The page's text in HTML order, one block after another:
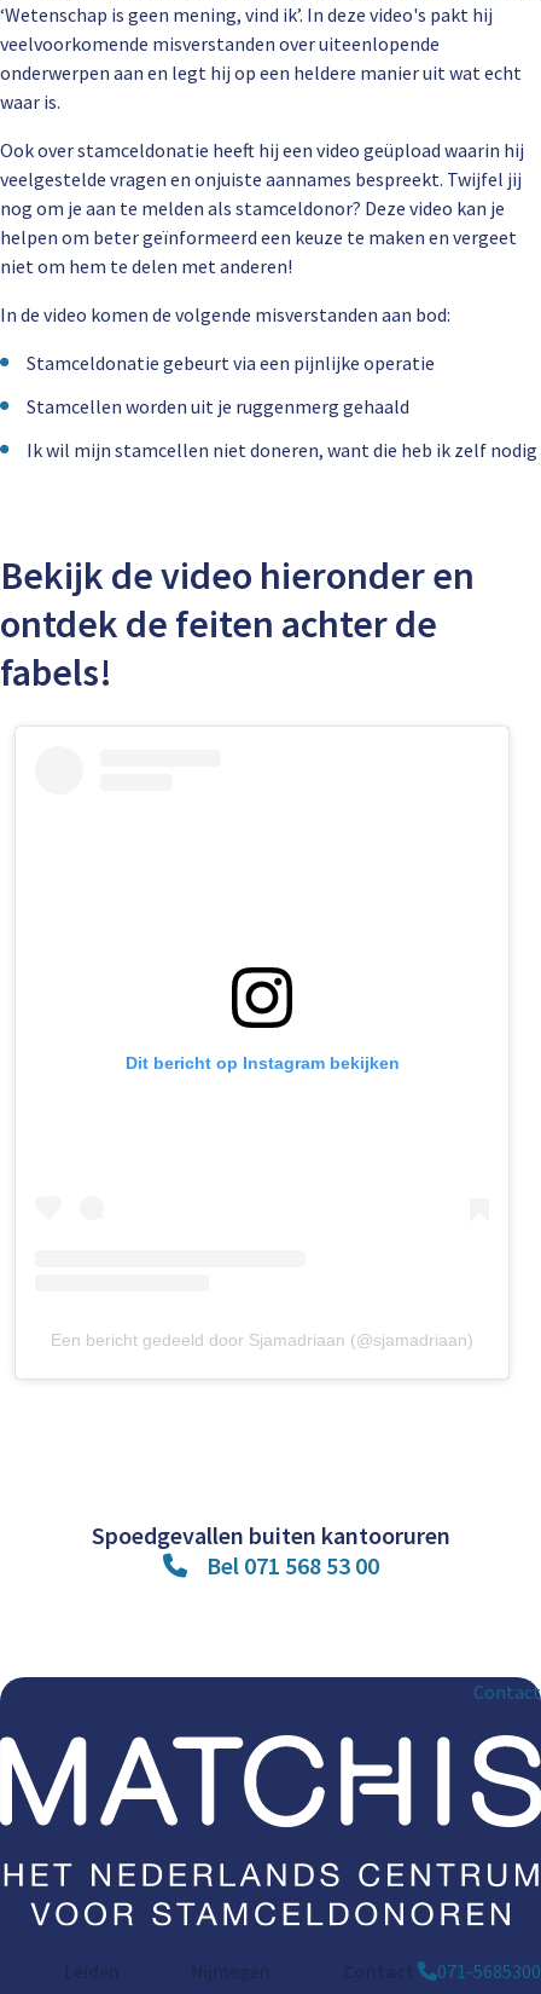
‘Wetenschap is geen mening, vind ik’. In deze video's pakt hij
veelvoorkomende misverstanden over uiteenlopende
onderwerpen aan en legt hij op een heldere manier uit wat echt
waar is.
Ook over stamceldonatie heeft hij een video geüpload waarin hij
veelgestelde vragen en onjuiste aannames bespreekt. Twijfel jij
nog om je aan te melden als stamceldonor? Deze video kan je
helpen om beter geïnformeerd een keuze te maken en vergeet
niet om hem te delen met anderen!
In de video komen de volgende misverstanden aan bod:
Stamceldonatie gebeurt via een pijnlijke operatie
Stamcellen worden uit je ruggenmerg gehaald
Ik wil mijn stamcellen niet doneren, want die heb ik zelf nodig
Bekijk de video hieronder en
ontdek de feiten achter de
fabels!
Dit bericht op Instagram bekijken
Een bericht gedeeld door Sjamadriaan (@sjamadriaan)
Spoedgevallen buiten kantooruren
Bel 071 568 53 00
Contact
071-5685300